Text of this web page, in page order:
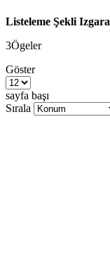
Listeleme Şekli Izgara
3Ögeler
Göster
sayfa başı
Sırala